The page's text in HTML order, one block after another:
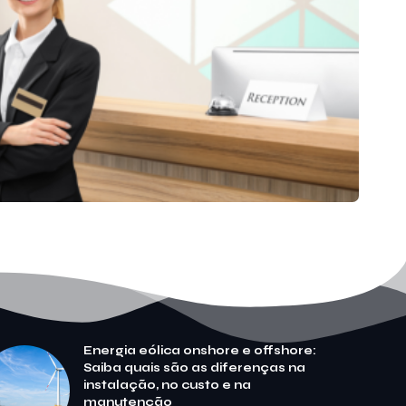
Energia eólica onshore e offshore:
Saiba quais são as diferenças na
instalação, no custo e na
manutenção